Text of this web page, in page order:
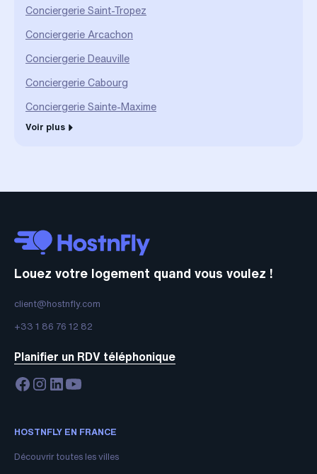
Conciergerie Saint-Tropez
Conciergerie Arcachon
Conciergerie Deauville
Conciergerie Cabourg
Conciergerie Sainte-Maxime
Voir plus
Louez votre logement quand vous voulez !
client@hostnfly.com
+33 1 86 76 12 82
Planifier un RDV téléphonique
HOSTNFLY EN FRANCE
Découvrir toutes les villes